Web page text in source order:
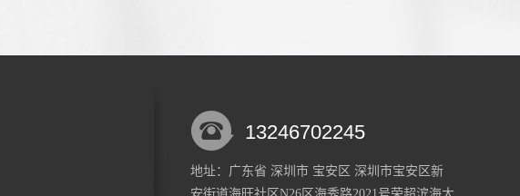
13246702245
地址：广东省 深圳市 宝安区 深圳市宝安区新